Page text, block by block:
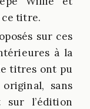
ce titre.
sur ces
à la
titres ont pu
sans
sur l’édition